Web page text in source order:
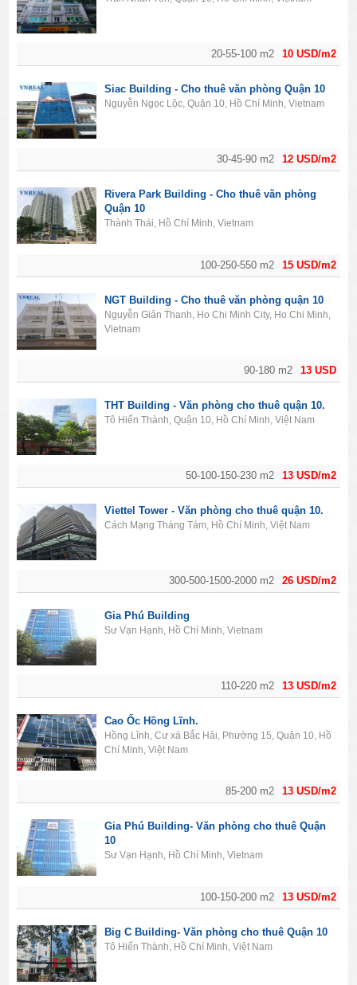
10 USD/m2
20-55-100 m2
12 USD/m2
30-45-90 m2
Siac Building - Cho thuê văn phòng Quận 10
Nguyễn Ngọc Lộc, Quận 10, Hồ Chí Minh, Vietnam
15 USD/m2
100-250-550 m2
Rivera Park Building - Cho thuê văn phòng
Quận 10
Thành Thái, Hồ Chí Minh, Vietnam
13 USD
90-180 m2
NGT Building - Cho thuê văn phòng quận 10
Nguyễn Giản Thanh, Ho Chi Minh City, Ho Chi Minh,
Vietnam
13 USD/m2
50-100-150-230 m2
THT Building - Văn phòng cho thuê quận 10.
Tô Hiến Thành, Quận 10, Hồ Chí Minh, Việt Nam
26 USD/m2
300-500-1500-2000 m2
Viettel Tower - Văn phòng cho thuê quận 10.
Cách Mạng Tháng Tám, Hồ Chí Minh, Việt Nam
13 USD/m2
110-220 m2
Gia Phú Building
Sư Vạn Hạnh, Hồ Chí Minh, Vietnam
13 USD/m2
85-200 m2
Cao Ốc Hồng Lĩnh.
Hồng Lĩnh, Cư xá Bắc Hải, Phường 15, Quận 10, Hồ
Chí Minh, Việt Nam
13 USD/m2
100-150-200 m2
Gia Phú Building- Văn phòng cho thuê Quận
10
Sư Vạn Hạnh, Hồ Chí Minh, Vietnam
Big C Building- Văn phòng cho thuê Quận 10
Tô Hiến Thành, Hồ Chí Minh, Việt Nam